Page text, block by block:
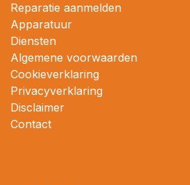
Reparatie aanmelden
Apparatuur
Diensten
Algemene voorwaarden
Cookieverklaring
Privacyverklaring
Disclaimer
Contact